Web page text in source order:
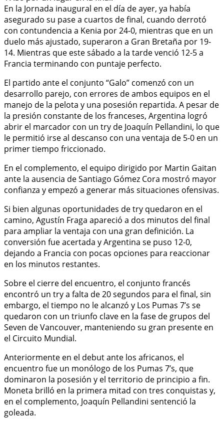
En la Jornada inaugural en el día de ayer, ya había
asegurado su pase a cuartos de final, cuando derrotó
con contundencia a Kenia por 24-0, mientras que en un
duelo más ajustado, superaron a Gran Bretaña por 19-
14. Mientras que este sábado a la tarde venció 12-5 a
Francia terminando con puntaje perfecto.
El partido ante el conjunto “Galo” comenzó con un
desarrollo parejo, con errores de ambos equipos en el
manejo de la pelota y una posesión repartida. A pesar de
la presión constante de los franceses, Argentina logró
abrir el marcador con un try de Joaquín Pellandini, lo que
le permitió irse al descanso con una ventaja de 5-0 en un
primer tiempo friccionado.
En el complemento, el equipo dirigido por Martin Gaitan
ante la ausencia de Santiago Gómez Cora mostró mayor
confianza y empezó a generar más situaciones ofensivas.
Si bien algunas oportunidades de try quedaron en el
camino, Agustín Fraga apareció a dos minutos del final
para ampliar la ventaja con una gran definición. La
conversión fue acertada y Argentina se puso 12-0,
dejando a Francia con pocas opciones para reaccionar
en los minutos restantes.
Sobre el cierre del encuentro, el conjunto francés
encontró un try a falta de 20 segundos para el final, sin
embargo, el tiempo no le alcanzó y Los Pumas 7’s se
quedaron con un triunfo clave en la fase de grupos del
Seven de Vancouver, manteniendo su gran presente en
el Circuito Mundial.
Anteriormente en el debut ante los africanos, el
encuentro fue un monólogo de los Pumas 7’s, que
dominaron la posesión y el territorio de principio a fin.
Moneta brilló en la primera mitad con tres conquistas y,
en el complemento, Joaquín Pellandini sentenció la
goleada.